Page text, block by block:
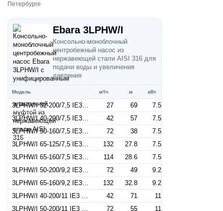
Петербурге
Ebara 3LPHW/I
Консольно-моноблочный
центробежный насос из
нержавеющей стали AISI 316 для
подачи воды и увеличения
давления
Модель м³/ч м кВт
3LPHW/I 32-200/7,5 IE3 (Артикул 1843149204I) 27 69
7.5
3LPHW/I 40-200/7,5 IE3 (Артикул 1853149204I)
42 57
7.5
3LPHW/I 50-160/7,5 IE3 (Артикул 1863149204I)
72 38
7.5
3LPHW/I 65-125/7,5 IE3 (Артикул 1874149204I)
132 27.8
7.5
3LPHW/I 65-160/7,5 IE3 (Артикул 1874249204I)
114 28.6
7.5
3LPHW/I 50-200/9,2 IE3 (Артикул 1863159204I)
72 49
9.2
3LPHW/I 65-160/9,2 IE3 (Артикул 1874159204I)
132 32.8
9.2
3LPHW/I 40-200/11 IE3 (Артикул 1853169204I)
42 71
11
3LPHW/I 50-200/11 IE3 (Артикул 1863169204I)
72 55
11